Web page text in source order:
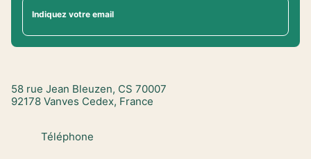
Indiquez votre email
58 rue Jean Bleuzen, CS 70007
92178 Vanves Cedex, France
Téléphone